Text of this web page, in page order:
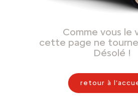
Comme vous le
cette page ne
Désolé !
retour à